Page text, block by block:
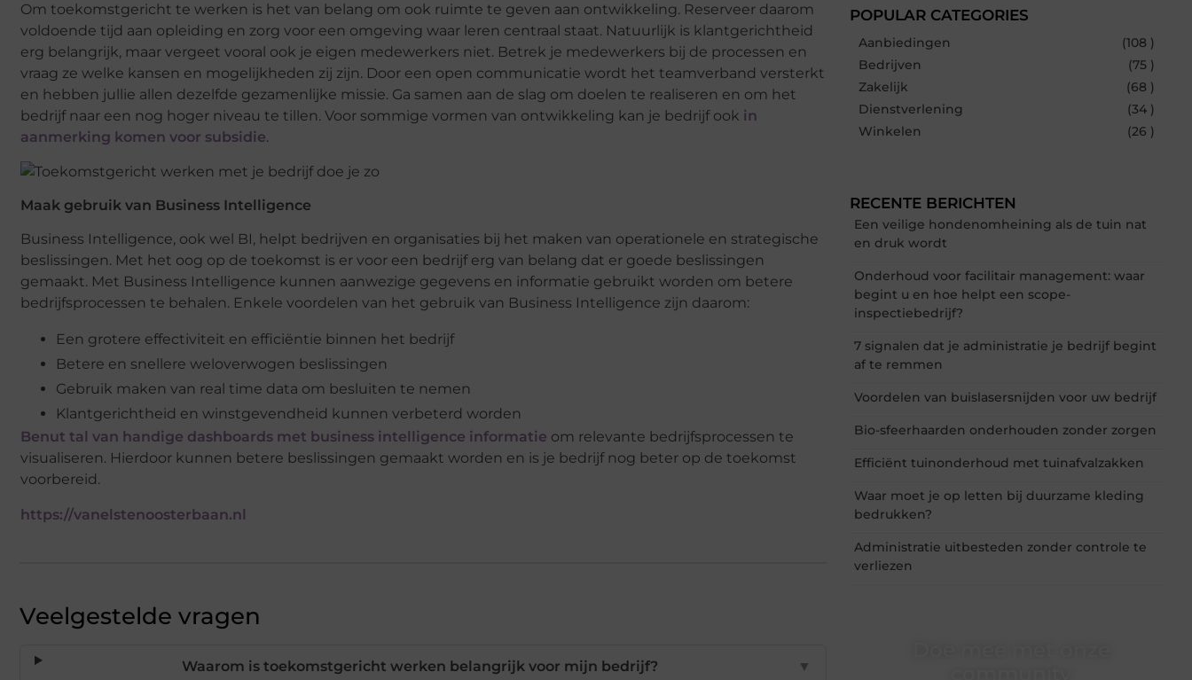
Om toekomstgericht te werken is het van belang om ook ruimte te geven aan ontwikkeling. Reserveer daarom
voldoende tijd aan opleiding en zorg voor een omgeving waar leren centraal staat. Natuurlijk is klantgerichtheid
erg belangrijk, maar vergeet vooral ook je eigen medewerkers niet. Betrek je medewerkers bij de processen en
vraag ze welke kansen en mogelijkheden zij zijn. Door een open communicatie wordt het teamverband versterkt
en hebben jullie allen dezelfde gezamenlijke missie. Ga samen aan de slag om doelen te realiseren en om het
bedrijf naar een nog hoger niveau te tillen. Voor sommige vormen van ontwikkeling kan je bedrijf ook in
aanmerking komen voor subsidie.
Maak gebruik van Business Intelligence
Business Intelligence, ook wel BI, helpt bedrijven en organisaties bij het maken van operationele en strategische
beslissingen. Met het oog op de toekomst is er voor een bedrijf erg van belang dat er goede beslissingen
gemaakt. Met Business Intelligence kunnen aanwezige gegevens en informatie gebruikt worden om betere
bedrijfsprocessen te behalen. Enkele voordelen van het gebruik van Business Intelligence zijn daarom:
Een grotere effectiviteit en efficiëntie binnen het bedrijf
Betere en snellere weloverwogen beslissingen
Gebruik maken van real time data om besluiten te nemen
Klantgerichtheid en winstgevendheid kunnen verbeterd worden
Benut tal van handige dashboards met business intelligence informatie om relevante bedrijfsprocessen te
visualiseren. Hierdoor kunnen betere beslissingen gemaakt worden en is je bedrijf nog beter op de toekomst
voorbereid.
https://vanelstenoosterbaan.nl
Veelgestelde vragen
Waarom is toekomstgericht werken belangrijk voor mijn bedrijf? ▼
POPULAR CATEGORIES
Aanbiedingen
(108 )
Bedrijven
(75 )
Zakelijk
(68 )
Dienstverlening
(34 )
Winkelen
(26 )
RECENTE BERICHTEN
Een veilige hondenomheining als de tuin nat
en druk wordt
Onderhoud voor facilitair management: waar
begint u en hoe helpt een scope-
inspectiebedrijf?
7 signalen dat je administratie je bedrijf begint
af te remmen
Voordelen van buislasersnijden voor uw bedrijf
Bio-sfeerhaarden onderhouden zonder zorgen
Efficiënt tuinonderhoud met tuinafvalzakken
Waar moet je op letten bij duurzame kleding
bedrukken?
Administratie uitbesteden zonder controle te
verliezen